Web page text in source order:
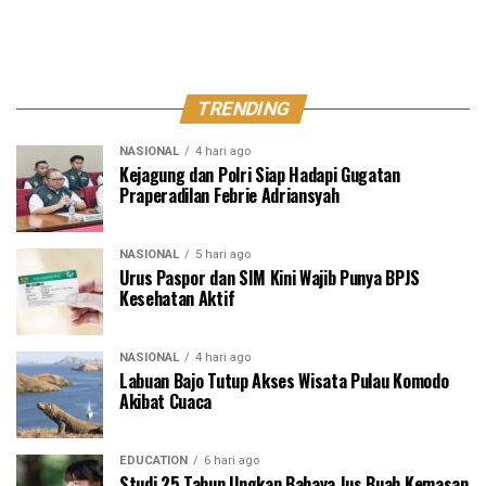
TRENDING
NASIONAL 4 hari ago
Kejagung dan Polri Siap Hadapi Gugatan
Praperadilan Febrie Adriansyah
NASIONAL 5 hari ago
Urus Paspor dan SIM Kini Wajib Punya BPJS
Kesehatan Aktif
NASIONAL 4 hari ago
Labuan Bajo Tutup Akses Wisata Pulau Komodo
Akibat Cuaca
EDUCATION 6 hari ago